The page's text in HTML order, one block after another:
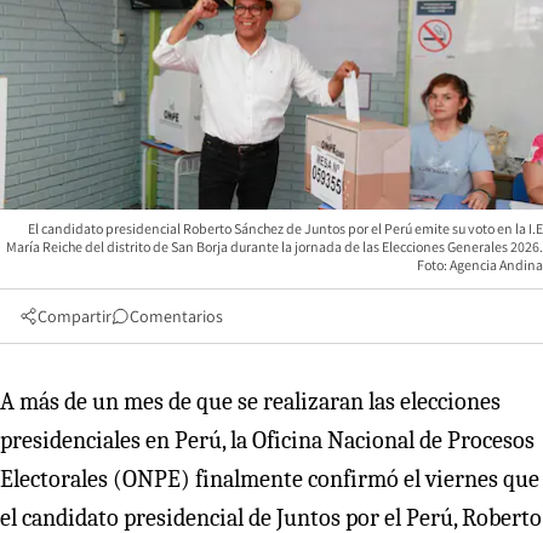
El candidato presidencial Roberto Sánchez de Juntos por el Perú emite su voto en la I.E
María Reiche del distrito de San Borja durante la jornada de las Elecciones Generales 2026.
Foto: Agencia Andina
Compartir Comentarios
A más de un mes de que se realizaran las elecciones
presidenciales en Perú, la Oficina Nacional de Procesos
Electorales (ONPE) finalmente confirmó el viernes que
el candidato presidencial de Juntos por el Perú, Roberto